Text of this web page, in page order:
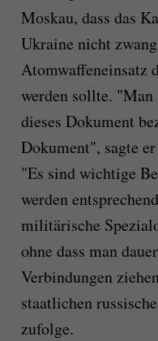
Moskau, dass das
Ukraine nicht
Atomwaffeneinsatz
werden sollte.
dieses Dokument
Dokument", sagte
"Es sind wichtige
werden
militärische
ohne dass man
Verbindungen
staatlichen
zufolge.